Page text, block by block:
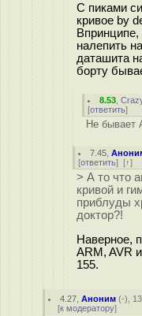
С пиками
кривое by
Впринципе,
налепить
даташита
борту
8.53 ,
[ответить]
Не бывает
7.45 ,
[ответить] [↑]
> А то что
кривой и
приблуды
доктор?!
Наверное,
ARM, AVR
155.
4.27 ,Аноним (-),
[к модератору]